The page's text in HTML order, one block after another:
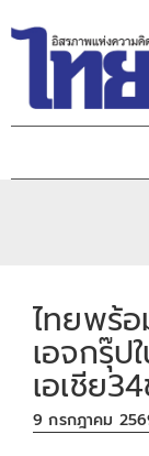
ไทยพร้อ
เอจกรุ๊ป
เอเชีย
9 กรกฎาคม